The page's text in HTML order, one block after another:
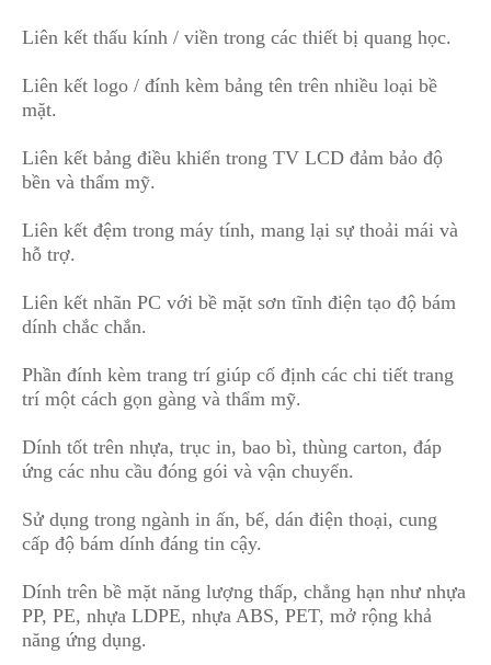
Liên kết thấu kính / viền trong các thiết bị quang học.
Liên kết logo / đính kèm bảng tên trên nhiều loại bề
mặt.
Liên kết bảng điều khiển trong TV LCD đảm bảo độ
bền và thẩm mỹ.
Liên kết đệm trong máy tính, mang lại sự thoải mái và
hỗ trợ.
Liên kết nhãn PC với bề mặt sơn tĩnh điện tạo độ bám
dính chắc chắn.
Phần đính kèm trang trí giúp cố định các chi tiết trang
trí một cách gọn gàng và thẩm mỹ.
Dính tốt trên nhựa, trục in, bao bì, thùng carton, đáp
ứng các nhu cầu đóng gói và vận chuyển.
Sử dụng trong ngành in ấn, bế, dán điện thoại, cung
cấp độ bám dính đáng tin cậy.
Dính trên bề mặt năng lượng thấp, chẳng hạn như nhựa
PP, PE, nhựa LDPE, nhựa ABS, PET, mở rộng khả
năng ứng dụng.